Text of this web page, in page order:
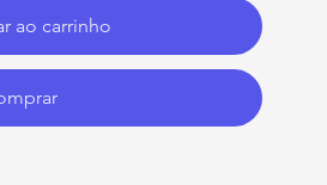
ao carrinho